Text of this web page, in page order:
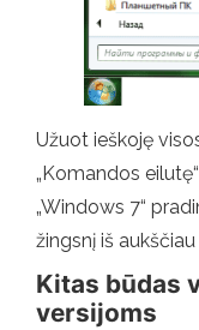
Užuot ieškoję
„Komandos
„Windows 7“
žingsnį iš
Kitas būdas
versijoms